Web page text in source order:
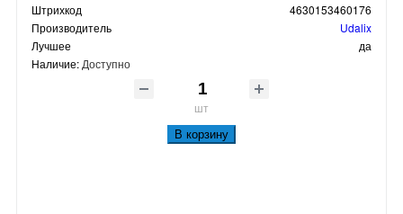
Штрихкод
4630153460176
Производитель
Udalix
Лучшее
да
Наличие: Доступно
шт
В корзину